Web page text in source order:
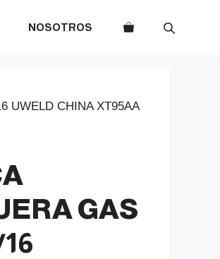
NOSOTROS
UWELD CHINA XT95AA
GAS